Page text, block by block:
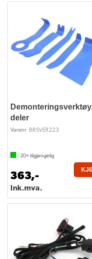
deler
Varenr BRSVER223
20+tilgjengelig
363,-
Ink.mva.